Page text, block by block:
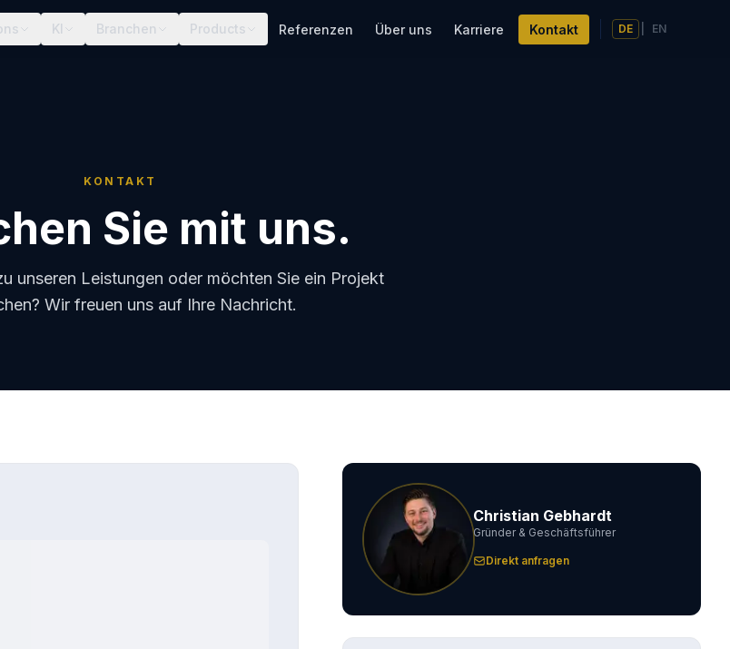
KI Branchen Products Referenzen Über uns Karriere Kontakt DE EN
KONTAKT
Sie mit uns.
unseren Leistungen oder möchten Sie ein Projekt
Wir freuen uns auf Ihre Nachricht.
Christian Gebhardt
Gründer & Geschäftsführer
Direkt anfragen